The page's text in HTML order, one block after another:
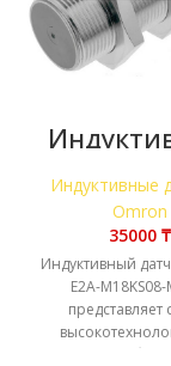
датчик
E2A-
M1-
Индуктивные
Omron
₸
Индуктивный
E2A-M18KS08-
представляет
решение для